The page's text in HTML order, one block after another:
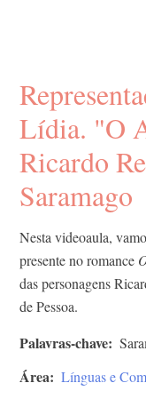
Lídia. "O
Ricardo
Saramago
Nesta videoaula,
presente no romance
das personagens
de Pessoa.
Palavras-chave
Área Línguas e